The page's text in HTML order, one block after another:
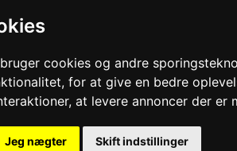
bruger cookies og andre
,for at give en bedre
,at levere annoncer der er
Jeg nægter Skift indstillinger
Charts
2026 1,640 visninger
topsporet mensREDREDlogger sin
et spring på 12 pladser med